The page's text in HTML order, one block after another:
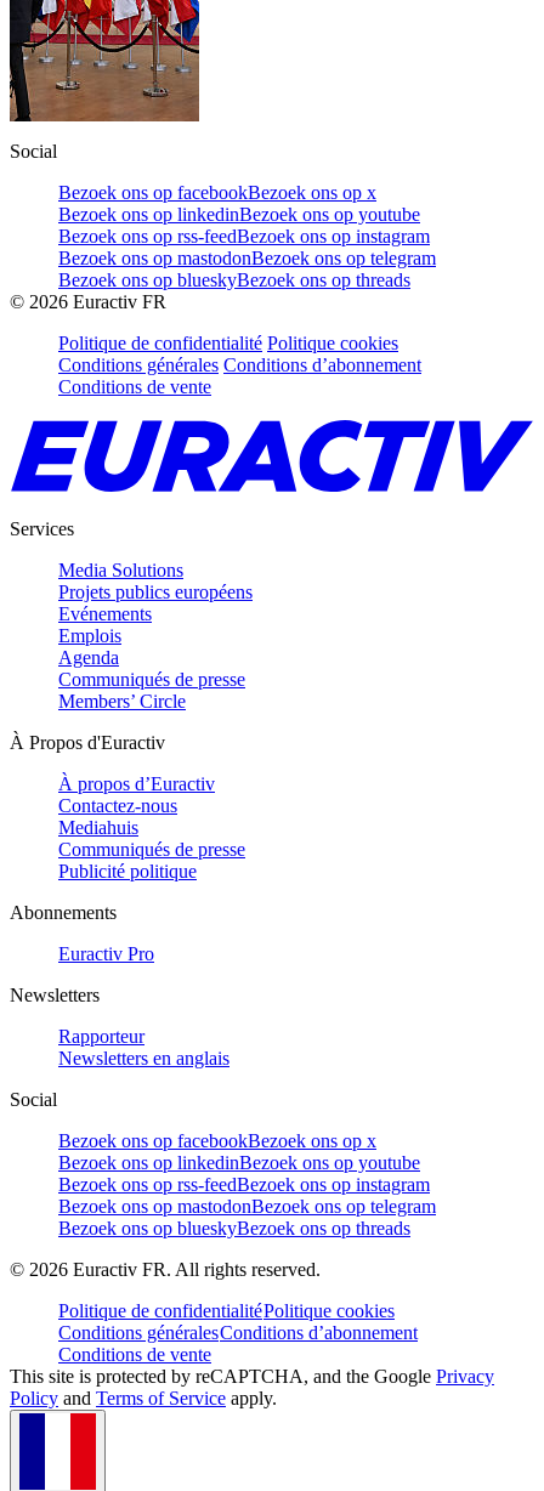
Social
Bezoek ons op facebookBezoek ons op x
Bezoek ons op linkedinBezoek ons op youtube
Bezoek ons op rss-feedBezoek ons op instagram
Bezoek ons op mastodonBezoek ons op telegram
Bezoek ons op blueskyBezoek ons op threads
© 2026 Euractiv FR
Politique de confidentialité Politique cookies
Conditions générales Conditions d’abonnement
Conditions de vente
Services
Media Solutions
Projets publics européens
Evénements
Emplois
Agenda
Communiqués de presse
Members’ Circle
À Propos d'Euractiv
À propos d’Euractiv
Contactez-nous
Mediahuis
Communiqués de presse
Publicité politique
Abonnements
Euractiv Pro
Newsletters
Rapporteur
Newsletters en anglais
Social
Bezoek ons op facebookBezoek ons op x
Bezoek ons op linkedinBezoek ons op youtube
Bezoek ons op rss-feedBezoek ons op instagram
Bezoek ons op mastodonBezoek ons op telegram
Bezoek ons op blueskyBezoek ons op threads
© 2026 Euractiv FR. All rights reserved.
Politique de confidentialitéPolitique cookies
Conditions généralesConditions d’abonnement
Conditions de vente
This site is protected by reCAPTCHA, and the Google Privacy
Policy and Terms of Service apply.